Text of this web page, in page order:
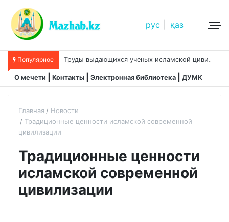
рус қаз
Популярное Труды выдающихся ученых исламской цивилизации
О мечети Контакты Электронная библиотека ДУМК
Главная
Новости
Традиционные ценности исламской современной
цивилизации
Традиционные ценности
исламской современной
цивилизации